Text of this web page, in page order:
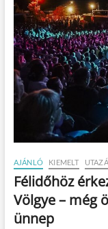
AJÁNLÓ KIEMELT
Félidőhöz
Völgye – még
ünnep